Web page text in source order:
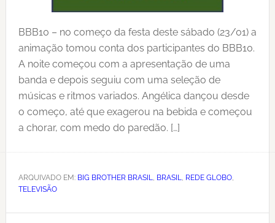
BBB10 – no começo da festa deste sábado (23/01) a
animação tomou conta dos participantes do BBB10.
A noite começou com a apresentação de uma
banda e depois seguiu com uma seleção de
músicas e ritmos variados. Angélica dançou desde
o começo, até que exagerou na bebida e começou
a chorar, com medo do paredão. […]
ARQUIVADO EM: BIG BROTHER BRASIL, BRASIL, REDE GLOBO,
TELEVISÃO